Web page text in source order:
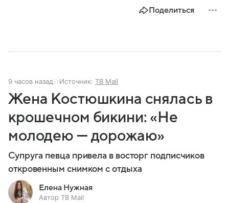
Поделиться
9 часов назад Источник: ТВ Mail
Жена Костюшкина снялась в
крошечном бикини: «Не
молодею — дорожаю»
Супруга певца привела в восторг подписчиков
откровенным снимком с отдыха
Елена Нужная
Автор ТВ Mail